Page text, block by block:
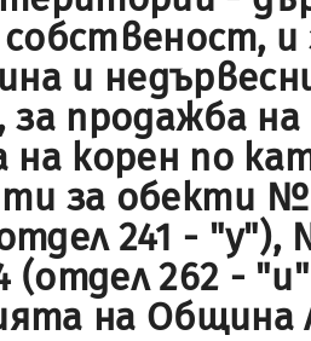
и
и
за продажба
на корен по
за обекти №
241 - "у"),
(отдел 262 -
на Община